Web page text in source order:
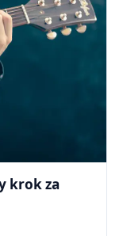
krok za